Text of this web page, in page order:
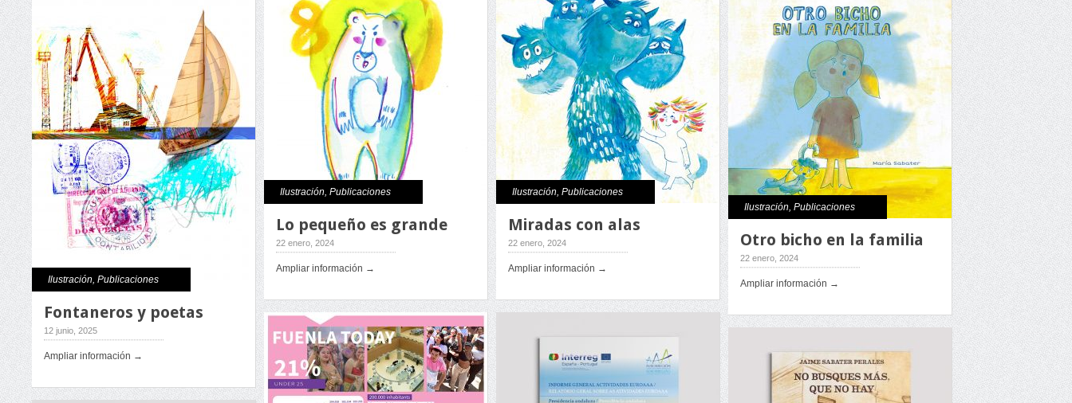
Ilustración,Publicaciones
Fontaneros y poetas
12 junio, 2025
Ampliar información →
Ilustración,Publicaciones
Lo pequeño es grande
22 enero, 2024
Ampliar información →
Ilustración,Publicaciones
Miradas con alas
22 enero, 2024
Ampliar información →
Ilustración,Publicaciones
Otro bicho en la familia
22 enero, 2024
Ampliar información →